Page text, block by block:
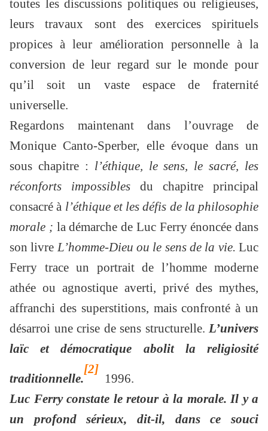
toutes les discussions politiques ou religieuses,
leurs travaux sont des exercices spirituels
propices à leur amélioration personnelle à la
conversion de leur regard sur le monde pour
qu’il soit un vaste espace de fraternité
universelle.
Regardons maintenant dans l’ouvrage de
Monique Canto-Sperber, elle évoque dans un
sous chapitre : l’éthique, le sens, le sacré, les
réconforts impossibles du chapitre principal
consacré à l’éthique et les défis de la philosophie
morale ; la démarche de Luc Ferry énoncée dans
son livre L’homme-Dieu ou le sens de la vie. Luc
Ferry trace un portrait de l’homme moderne
athée ou agnostique averti, privé des mythes,
affranchi des superstitions, mais confronté à un
désarroi une crise de sens structurelle. L’univers
laïc et démocratique abolit la religiosité
traditionnelle.
[2]
1996.
Luc Ferry constate le retour à la morale. Il y a
un profond sérieux, dit-il, dans ce souci